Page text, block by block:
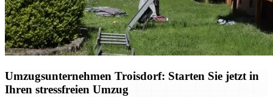
Umzugsunternehmen Troisdorf: Starten Sie jetzt in
Ihren stressfreien Umzug